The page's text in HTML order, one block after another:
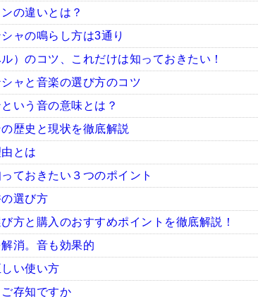
の違いとは？
ャの鳴らし方は3通り
）のコツ、これだけは知っておきたい！
ャと音楽の選び方のコツ
いう音の意味とは？
歴史と現状を徹底解説
とは
ておきたい３つのポイント
選び方
方と購入のおすすめポイントを徹底解説！
消。音も効果的
い使い方
存知ですか